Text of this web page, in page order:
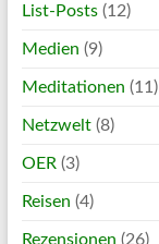
List-Posts(12)
Medien (9)
Meditationen (11)
Netzwelt(8)
OER (3)
Reisen (4)
Rezensionen (26)